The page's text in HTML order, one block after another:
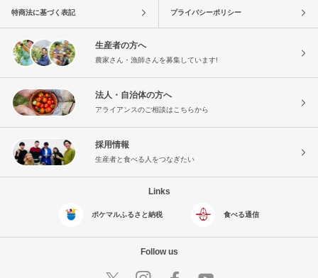
特商法に基づく表記 プライバシーポリシー
生産者の方へ
農家さん・漁師さんを募集しています!
法人・自治体の方へ
アライアンスのご相談はこちらから
採用情報
生産者と食べる人をつなぎたい
Links
ポケマルふるさと納税 食べる通信
Follow us